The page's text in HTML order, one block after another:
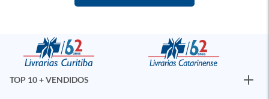
TOP 10 + VENDIDOS